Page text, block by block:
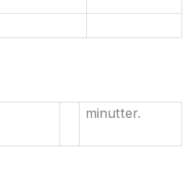
minutter.